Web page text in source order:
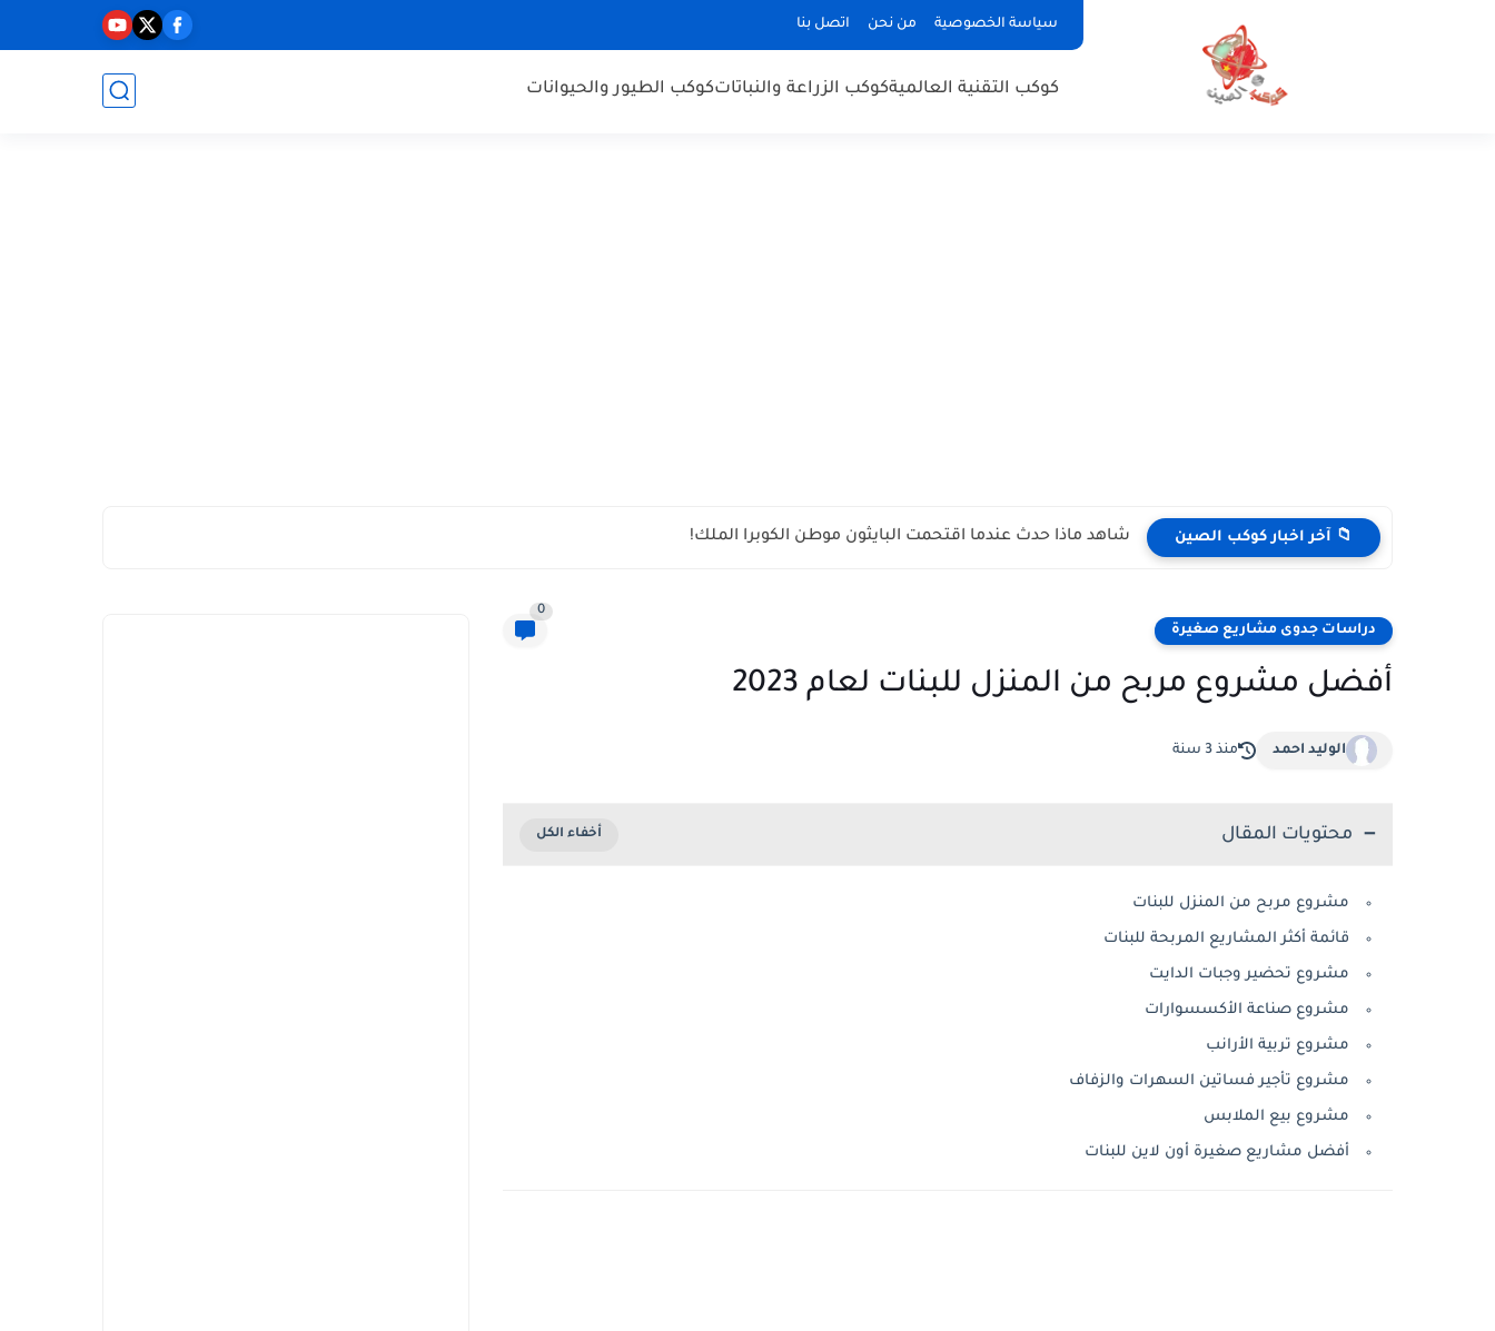
سياسة الخصوصية من نحن اتصل بنا
كوكب التقنية العالميةكوكب الزراعة والنباتاتكوكب الطيور والحيوانات
📁 آخر اخبار كوكب الصين شاهد ماذا حدث عندما اقتحمت البايثون موطن الكوبرا الملك!
دراسات جدوى مشاريع صغيرة
0
أفضل مشروع مربح من المنزل للبنات لعام 2023
الوليد احمد منذ 3 سنة
محتويات المقال
مشروع مربح من المنزل للبنات
قائمة أكثر المشاريع المربحة للبنات
مشروع تحضير وجبات الدايت
مشروع صناعة الأكسسوارات
مشروع تربية الأرانب
مشروع تأجير فساتين السهرات والزفاف
مشروع بيع الملابس
أفضل مشاريع صغيرة أون لاين للبنات